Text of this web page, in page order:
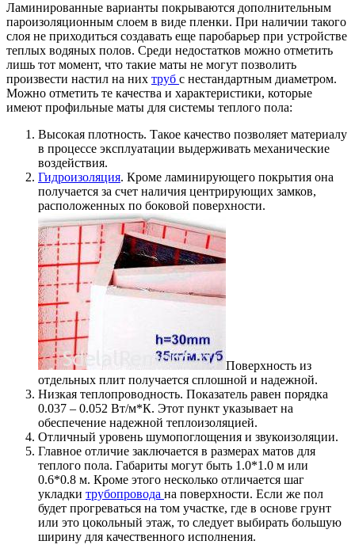
Ламинированные варианты покрываются дополнительным
пароизоляционным слоем в виде пленки. При наличии такого
слоя не приходиться создавать еще паробарьер при устройстве
теплых водяных полов. Среди недостатков можно отметить
лишь тот момент, что такие маты не могут позволить
произвести настил на них труб с нестандартным диаметром.
Можно отметить те качества и характеристики, которые
имеют профильные маты для системы теплого пола:
Высокая плотность. Такое качество позволяет материалу
в процессе эксплуатации выдерживать механические
воздействия.
Гидроизоляция. Кроме ламинирующего покрытия она
получается за счет наличия центрирующих замков,
расположенных по боковой поверхности.
Поверхность из
отдельных плит получается сплошной и надежной.
Низкая теплопроводность. Показатель равен порядка
0.037 – 0.052 Вт/м*К. Этот пункт указывает на
обеспечение надежной теплоизоляцией.
Отличный уровень шумопоглощения и звукоизоляции.
Главное отличие заключается в размерах матов для
теплого пола. Габариты могут быть 1.0*1.0 м или
0.6*0.8 м. Кроме этого несколько отличается шаг
укладки трубопровода на поверхности. Если же пол
будет прогреваться на том участке, где в основе грунт
или это цокольный этаж, то следует выбирать большую
ширину для качественного исполнения.